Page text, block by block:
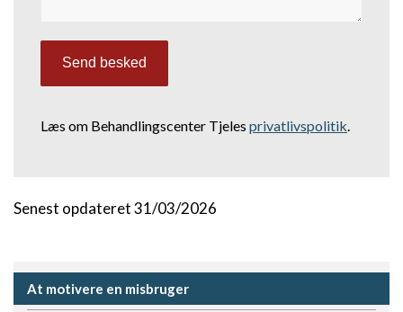
Læs om Behandlingscenter Tjeles privatlivspolitik.
Senest opdateret 31/03/2026
At motivere en misbruger